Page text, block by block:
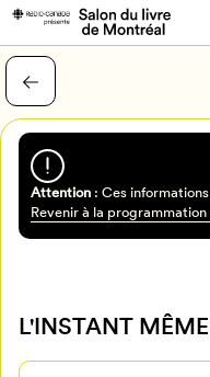
Attention: Ces
Revenir à la programmation
L'INSTANT MÊME